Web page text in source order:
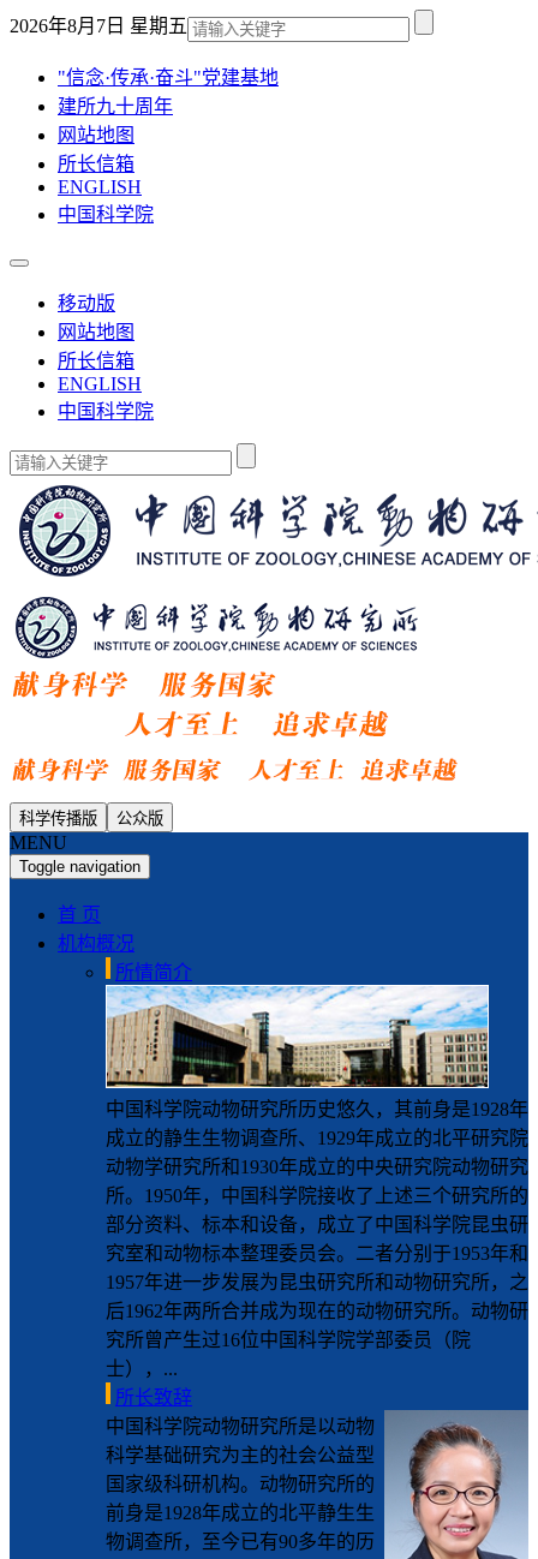
2026年8月7日 星期五
"信念·传承·奋斗"党建基地
建所九十周年
网站地图
所长信箱
ENGLISH
中国科学院
移动版
网站地图
所长信箱
ENGLISH
中国科学院
科学传播版 公众版
MENU
Toggle navigation
首 页
机构概况
所情简介
中国科学院动物研究所历史悠久，其前身是1928年
成立的静生生物调查所、1929年成立的北平研究院
动物学研究所和1930年成立的中央研究院动物研究
所。1950年，中国科学院接收了上述三个研究所的
部分资料、标本和设备，成立了中国科学院昆虫研
究室和动物标本整理委员会。二者分别于1953年和
1957年进一步发展为昆虫研究所和动物研究所，之
后1962年两所合并成为现在的动物研究所。动物研
究所曾产生过16位中国科学院学部委员（院
士），...
所长致辞
中国科学院动物研究所是以动物
科学基础研究为主的社会公益型
国家级科研机构。动物研究所的
前身是1928年成立的北平静生生
物调查所，至今已有90多年的历